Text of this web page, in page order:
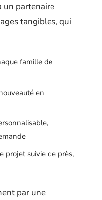
un partenaire
tangibles, qui
famille de
en
projet suivie de près,
par une